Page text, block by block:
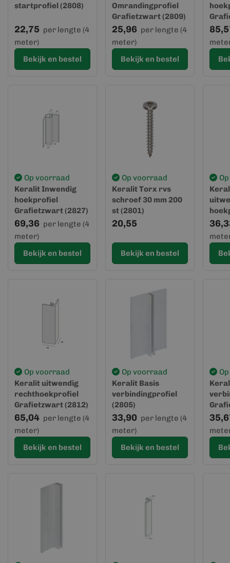
startprofiel (2808)
22,75 per lengte (4
meter)
Bekijk en bestel
Omrandingprofiel
Grafietzwart (2809)
25,96 per lengte (4
meter)
Bekijk en bestel
Op voorraad
Keralit Inwendig
hoekprofiel
Grafietzwart (2827)
69,36 per lengte (4
meter)
Bekijk en bestel
Op voorraad
Keralit Torx rvs
schroef 30 mm 200
st (2801)
20,55
Bekijk en bestel
Op voorraad
Keralit uitwendig
rechthoekprofiel
Grafietzwart (2812)
65,04 per lengte (4
meter)
Bekijk en bestel
Op voorraad
Keralit Basis
verbindingprofiel
(2805)
33,90 per lengte (4
meter)
Bekijk en bestel